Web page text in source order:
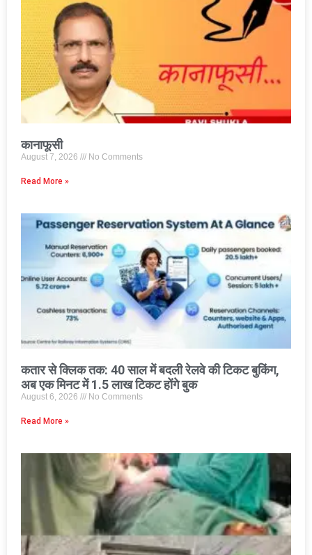
कानाफूसी
August 7, 2026 No Comments
Read More »
कतार से क्लिक तक: 40 साल में बदली रेलवे की टिकट बुकिंग,
अब एक मिनट में 1.5 लाख टिकट होंगे बुक
August 6, 2026 No Comments
Read More »